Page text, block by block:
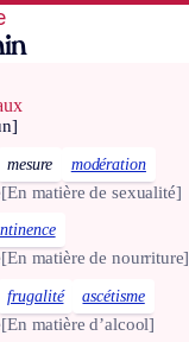
mesure modération
[En matière de sexualité]
[En matière de nourriture]
frugalité ascétisme
[En matière d’alcool]